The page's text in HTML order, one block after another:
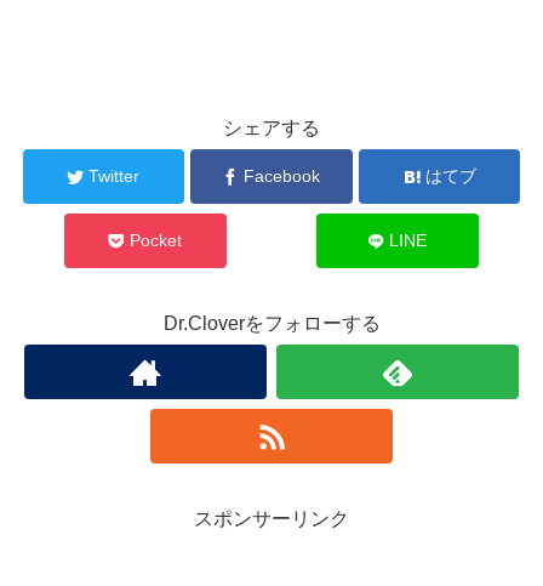
シェアする
Twitter Facebook はてブ
Pocket LINE
Dr.Cloverをフォローする
スポンサーリンク